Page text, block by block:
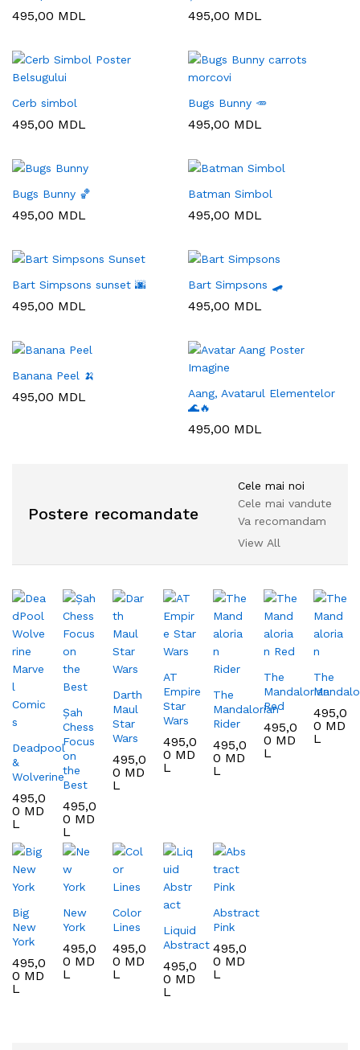
495,00 MDL 495,00 MDL
Cerb simbol
495,00 MDL
Bugs Bunny 🥕
495,00 MDL
Bugs Bunny 🏀
495,00 MDL
Batman Simbol
495,00 MDL
Bart Simpsons sunset 🌆
495,00 MDL
Bart Simpsons 🛹
495,00 MDL
Banana Peel 🍌
495,00 MDL
Aang, Avatarul Elementelor
🌊🔥
495,00 MDL
Postere recomandate
Cele mai noi
Cele mai vandute
Va recomandam
View All
Deadpool
&
Wolverine
495,0
0 MD
L
Șah
Chess
Focus
on
the
Best
495,0
0 MD
L
Darth
Maul
Star
Wars
495,0
0 MD
L
AT
Empire
Star
Wars
495,0
0 MD
L
The
Mandalorian
Rider
495,0
0 MD
L
The
Mandalorian
Red
495,0
0 MD
L
The
495,0
0 MD
L
Big
New
York
495,0
0 MD
L
New
York
495,0
0 MD
L
Color
Lines
495,0
0 MD
L
Liquid
Abstract
495,0
0 MD
L
Abstract
Pink
495,0
0 MD
L